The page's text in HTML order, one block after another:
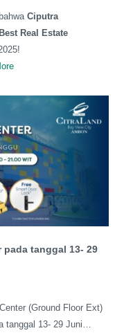
Ciputra
Real Estate
pada tanggal 13- 29
(Ground Floor Ext)
tanggal 13- 29 Juni…